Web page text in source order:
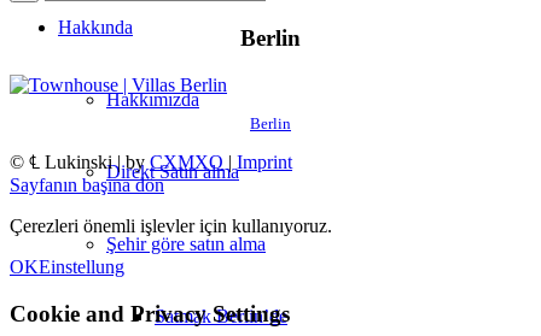
Hakkında
Hakkımızda
Direkt Satın alma
Şehir göre satın alma
Satmak Berlin’de
Berlin
Berlin
© ℄ Lukinski | by CXMXO
Imprint
Sayfanın başına dön
Çerezleri önemli işlevler için kullanıyoruz.
OKEinstellung
Cookie and Privacy Settings